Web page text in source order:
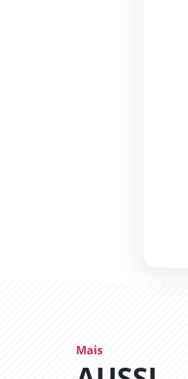
Mais